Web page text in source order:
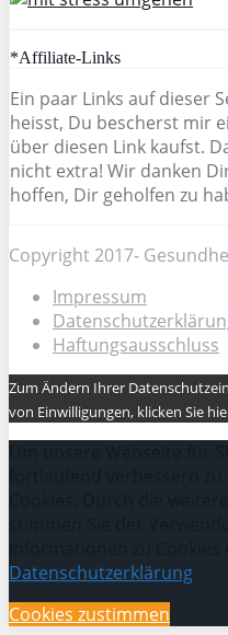
*Affiliate-Links
Ein paar Links auf dieser
heisst, Du bescherst mir
über diesen Link kaufst.
nicht extra! Wir danken
hoffen, Dir geholfen zu
Copyright 2017-
Impressum
Haftungsausschluss
Zum Ändern Ihrer
von Einwilligungen, klicken Sie
Datenschutzerklärung
Cookies zustimmen